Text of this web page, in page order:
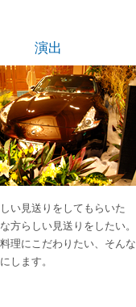
演出
い見送りをしてもらいた
方らしい見送りをしたい。
理にこだわりたい、そんな
します。